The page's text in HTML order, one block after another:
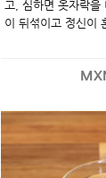
고, 심하면 옷자락
이 뒤섞이고 정신이